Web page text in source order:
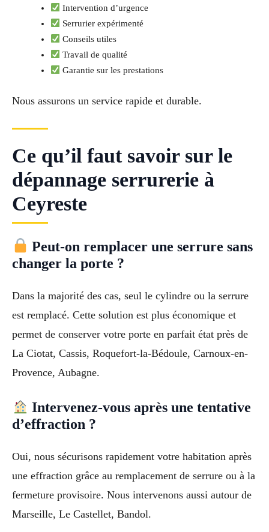
Intervention d’urgence
Serrurier expérimenté
Conseils utiles
Travail de qualité
Garantie sur les prestations
Nous assurons un service rapide et durable.
Ce qu’il faut savoir sur le
dépannage serrurerie à
Ceyreste
Peut-on remplacer une serrure sans
changer la porte ?
Dans la majorité des cas, seul le cylindre ou la serrure
est remplacé. Cette solution est plus économique et
permet de conserver votre porte en parfait état près de
La Ciotat, Cassis, Roquefort-la-Bédoule, Carnoux-en-
Provence, Aubagne.
Intervenez-vous après une tentative
d’effraction ?
Oui, nous sécurisons rapidement votre habitation après
une effraction grâce au remplacement de serrure ou à la
fermeture provisoire. Nous intervenons aussi autour de
Marseille, Le Castellet, Bandol.